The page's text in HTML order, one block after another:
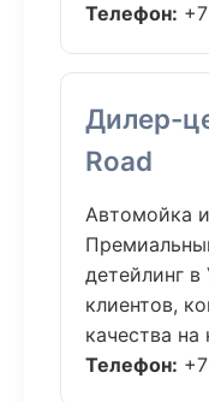
Телефон:
Дилер-
Road
Автомойка
детейлинг
клиентов,
качества
Телефон: